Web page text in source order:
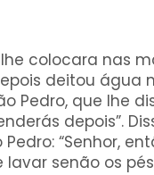
colocara nas
deitou
Pedro, que lhe
depois”.
Pedro: “Senhor,
senão os